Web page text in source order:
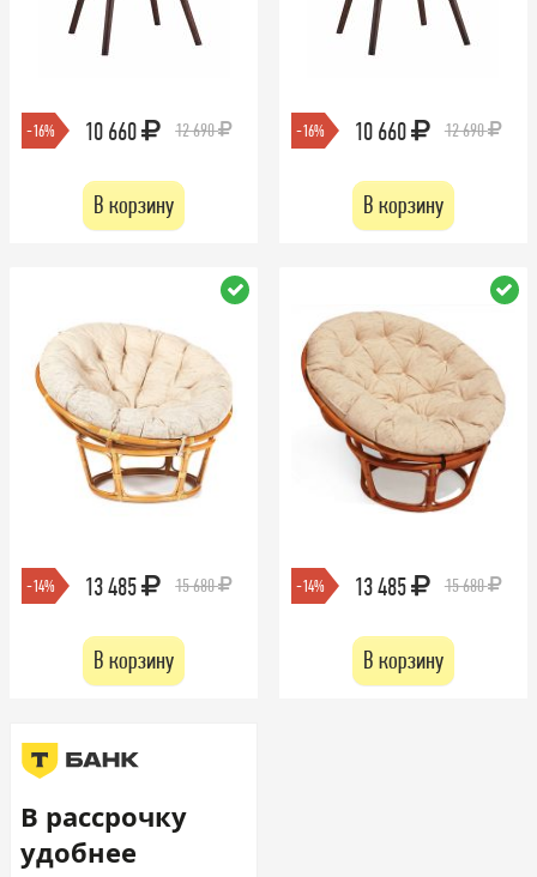
-16% 10 660 12 690
В корзину
-16% 10 660 12 690
В корзину
-14% 13 485 15 680
В корзину
-14% 13 485 15 680
В корзину
В рассрочку
удобнее